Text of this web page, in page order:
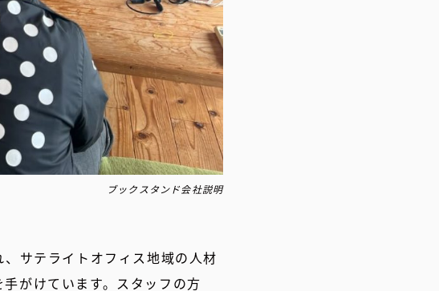
ブックスタンド会社説明
サテライトオフィス地域の人材
がけています。スタッフの方